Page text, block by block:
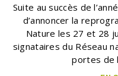
Suite au succès de
d’annoncer la
Nature les 27 et 28
signataires du Réseau
portes de